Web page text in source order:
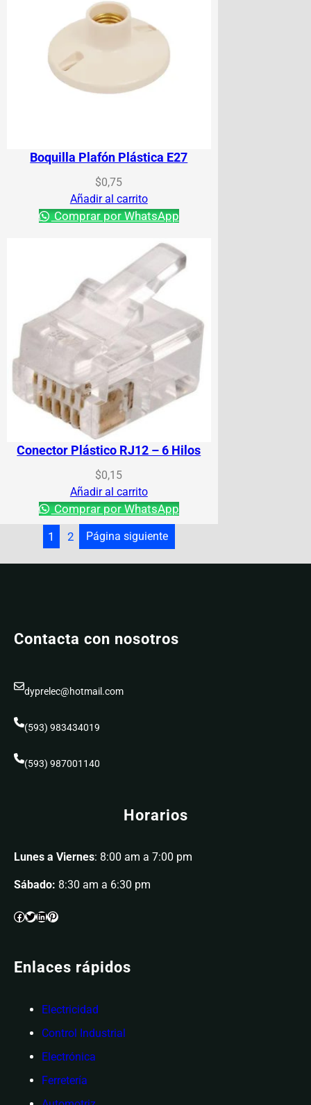
Boquilla Plafón Plástica E27
$0,75
Añadir al carrito
Comprar por WhatsApp
Conector Plástico RJ12 – 6 Hilos
$0,15
Añadir al carrito
Comprar por WhatsApp
1
2 Página siguiente
Contacta con nosotros
dyprelec@hotmail.com
(593) 983434019
(593) 987001140
Horarios
Lunes a Viernes: 8:00 am a 7:00 pm
Sábado: 8:30 am a 6:30 pm
Enlaces rápidos
Electricidad
Control Industrial
Electrónica
Ferretería